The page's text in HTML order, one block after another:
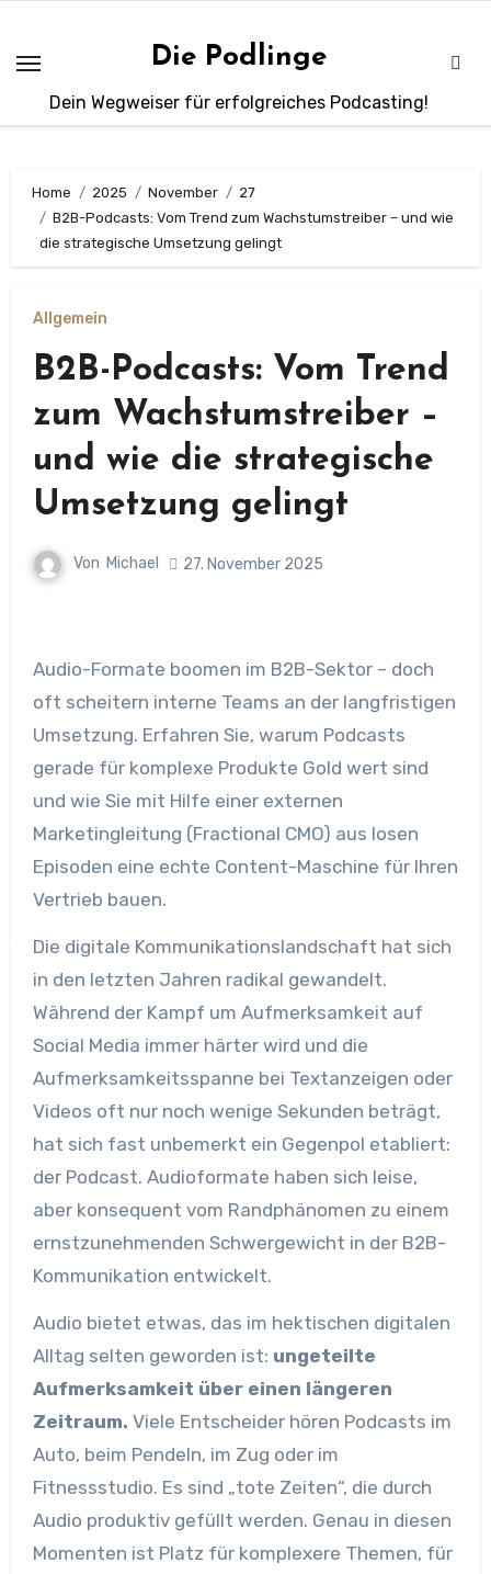
springen
Die Podlinge
Dein Wegweiser für erfolgreiches Podcasting!
Home 2025 November
27
B2B-Podcasts: Vom Trend zum Wachstumstreiber – und wie
die strategische Umsetzung gelingt
Allgemein
B2B-Podcasts: Vom Trend
zum Wachstumstreiber –
und wie die strategische
Umsetzung gelingt
Von Michael 27. November 2025
Audio-Formate boomen im B2B-Sektor – doch
oft scheitern interne Teams an der langfristigen
Umsetzung. Erfahren Sie, warum Podcasts
gerade für komplexe Produkte Gold wert sind
und wie Sie mit Hilfe einer externen
Marketingleitung (Fractional CMO) aus losen
Episoden eine echte Content-Maschine für Ihren
Vertrieb bauen.
Die digitale Kommunikationslandschaft hat sich
in den letzten Jahren radikal gewandelt.
Während der Kampf um Aufmerksamkeit auf
Social Media immer härter wird und die
Aufmerksamkeitsspanne bei Textanzeigen oder
Videos oft nur noch wenige Sekunden beträgt,
hat sich fast unbemerkt ein Gegenpol etabliert:
der Podcast. Audioformate haben sich leise,
aber konsequent vom Randphänomen zu einem
ernstzunehmenden Schwergewicht in der B2B-
Kommunikation entwickelt.
Audio bietet etwas, das im hektischen digitalen
Alltag selten geworden ist: ungeteilte
Aufmerksamkeit über einen längeren
Zeitraum. Viele Entscheider hören Podcasts im
Auto, beim Pendeln, im Zug oder im
Fitnessstudio. Es sind „tote Zeiten“, die durch
Audio produktiv gefüllt werden. Genau in diesen
Momenten ist Platz für komplexere Themen, für